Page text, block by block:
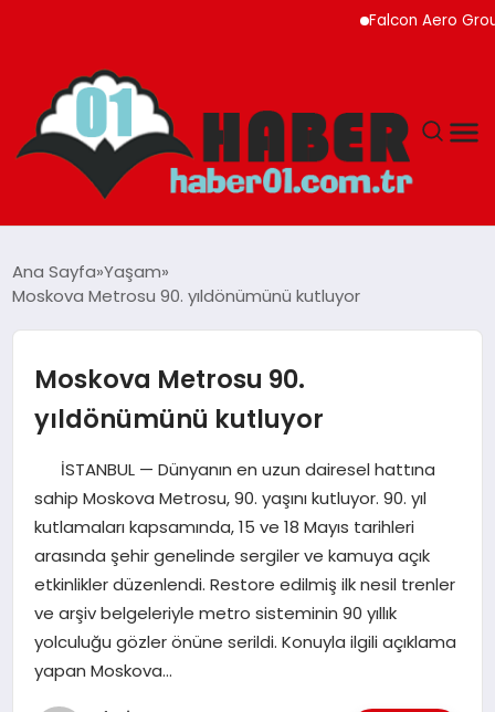
Falcon Aero Group,
YAŞAM
GÜNDEM
Ana Sayfa Yaşam
Moskova Metrosu 90. yıldönümünü kutluyor
Moskova Metrosu 90.
yıldönümünü kutluyor
İSTANBUL — Dünyanın en uzun dairesel hattına
sahip Moskova Metrosu, 90. yaşını kutluyor. 90. yıl
kutlamaları kapsamında, 15 ve 18 Mayıs tarihleri
arasında şehir genelinde sergiler ve kamuya açık
etkinlikler düzenlendi. Restore edilmiş ilk nesil trenler
ve arşiv belgeleriyle metro sisteminin 90 yıllık
yolculuğu gözler önüne serildi. Konuyla ilgili açıklama
yapan Moskova…